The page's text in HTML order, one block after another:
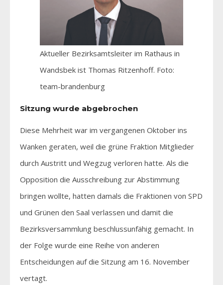
Aktueller Bezirksamtsleiter im Rathaus in
Wandsbek ist Thomas Ritzenhoff. Foto:
team-brandenburg
Sitzung wurde abgebrochen
Diese Mehrheit war im vergangenen Oktober ins
Wanken geraten, weil die grüne Fraktion Mitglieder
durch Austritt und Wegzug verloren hatte. Als die
Opposition die Ausschreibung zur Abstimmung
bringen wollte, hatten damals die Fraktionen von SPD
und Grünen den Saal verlassen und damit die
Bezirksversammlung beschlussunfähig gemacht. In
der Folge wurde eine Reihe von anderen
Entscheidungen auf die Sitzung am 16. November
vertagt.